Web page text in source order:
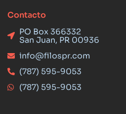
Contacto
PO Box 366332
San Juan, PR 00936
info@filospr.com
(787) 595-9053
(787) 595-9053